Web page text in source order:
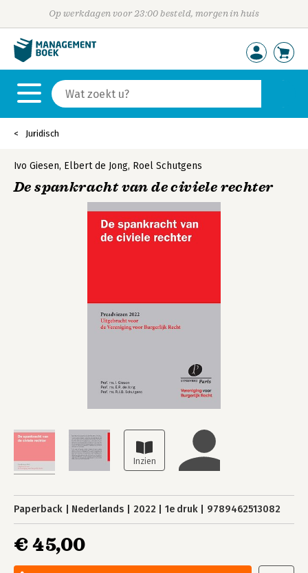
Op werkdagen voor 23:00 besteld, morgen in huis
Juridisch
Ivo Giesen, Elbert de Jong, Roel Schutgens
De spankracht van de civiele rechter
Paperback Nederlands 2022 1e druk 9789462513082
€ 45,00